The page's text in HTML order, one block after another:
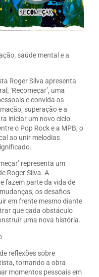
saúde mental e a
Roger Silva apresenta
‘Recomeçar’, uma
e convida os
superação e a
iniciar um novo ciclo.
o Pop Rock e a MPB, o
ao unir melodias
representa um
Roger Silva. A
fazem parte da vida de
os desafios
em frente mesmo diante
que cada obstáculo
uma nova história.
reflexões sobre
tornando a obra
momentos pessoais em